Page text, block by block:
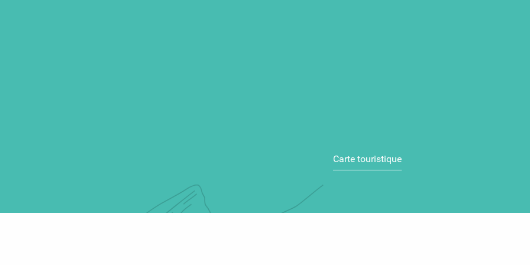
Carte touristique